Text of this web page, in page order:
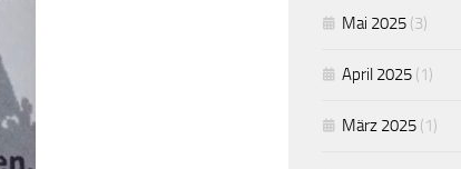
Mai 2025 (3)
April 2025 (1)
März 2025 (1)